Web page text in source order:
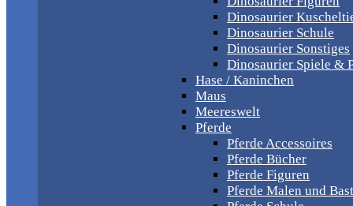
Dinosaurier
Dinosaurier Schule
Dinosaurier Sonstiges
Dinosaurier Spiele &
Hase / Kaninchen
Maus
Meereswelt
Pferde
Pferde Accessoires
Pferde Bücher
Pferde Figuren
Pferde Malen und